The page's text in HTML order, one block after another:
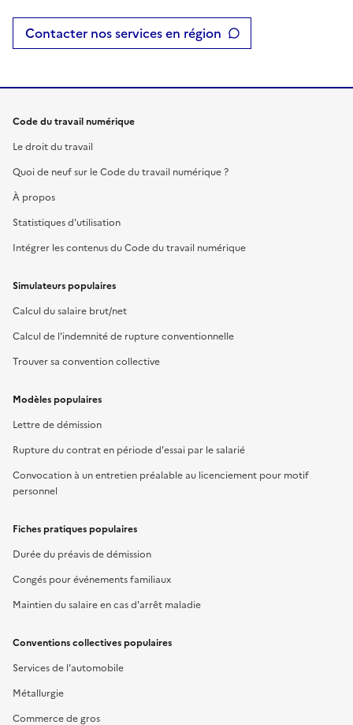
Contacter nos services en région
Code du travail numérique
Le droit du travail
Quoi de neuf sur le Code du travail numérique ?
À propos
Statistiques d'utilisation
Intégrer les contenus du Code du travail numérique
Simulateurs populaires
Calcul du salaire brut/net
Calcul de l'indemnité de rupture conventionnelle
Trouver sa convention collective
Modèles populaires
Lettre de démission
Rupture du contrat en période d'essai par le salarié
Convocation à un entretien préalable au licenciement pour motif
personnel
Fiches pratiques populaires
Durée du préavis de démission
Congés pour événements familiaux
Maintien du salaire en cas d'arrêt maladie
Conventions collectives populaires
Services de l'automobile
Métallurgie
Commerce de gros